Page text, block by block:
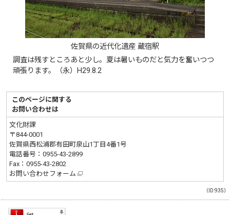
佐賀県の近代化遺産 蔵宿駅
調査は残すところあと少し。夏は暑いものだと気力を奮いつつ
頑張ります。（永）H29.8.2
このページに関する
お問い合わせは
文化財課
〒844-0001
佐賀県西松浦郡有田町泉山1丁目4番1号
電話番号：0955-43-2899
Fax：0955-43-2802
お問い合わせフォーム
（ID:935）